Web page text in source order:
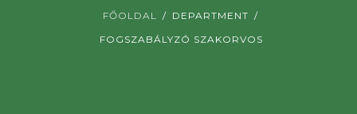
Fogászati cikkek
Adatvédelem
FŐOLDAL
DEPARTMENT
FOGSZABÁLYZÓ SZAKORVOS